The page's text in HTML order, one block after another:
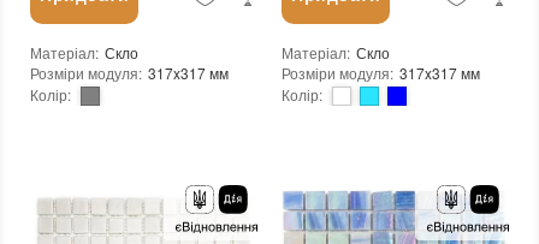
Матеріал: Скло
Розміри модуля: 317x317 мм
Колір:
Вага (брутто): 0.704 кг
Основа: Папір, Сітка
Призначення:
В інтер'єрі, Для лазні, Для басейну, Для ванної кімнати та туалету, Для вітальні, Для душової, Для кухні, Для спальні, Для фартуха, Для фасаду, Для хамама
Матеріал: Скло
Розміри модуля: 317x317 мм
Колір:
Вага (брутто): 0.704 кг
Основа: Папір, Сітка
Призначення:
В інтер'єрі, Для лазні, Для басейну, Для ванної кімнати та туалету, Для вітальні, Для душової, Для кухні, Для спальні, Для фартуха, Для фасаду, Для хамама